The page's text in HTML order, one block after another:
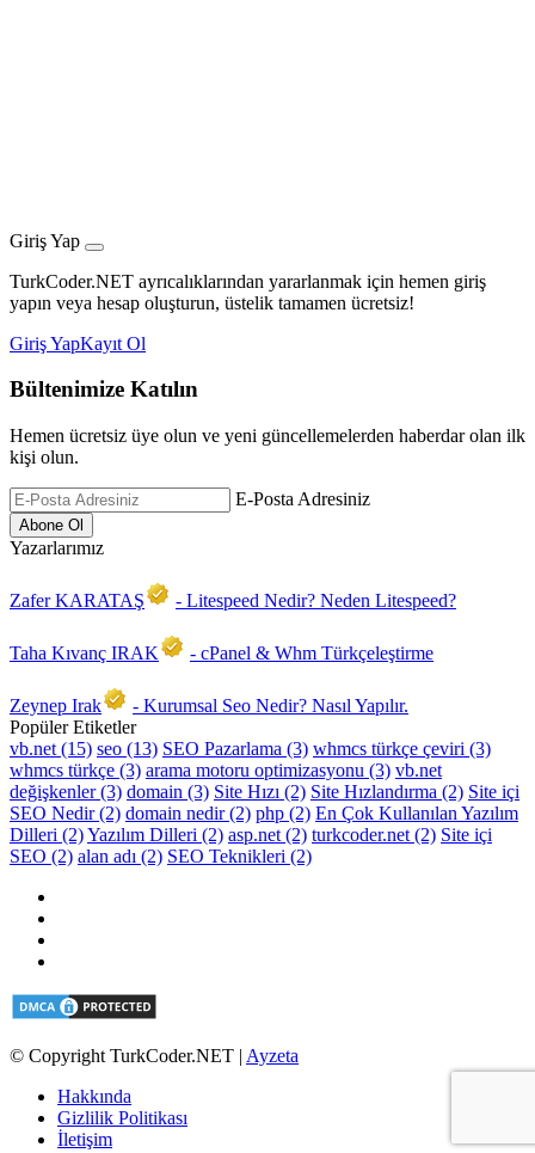
Giriş Yap
TurkCoder.NET ayrıcalıklarından yararlanmak için hemen giriş
yapın veya hesap oluşturun, üstelik tamamen ücretsiz!
Giriş YapKayıt Ol
Bültenimize Katılın
Hemen ücretsiz üye olun ve yeni güncellemelerden haberdar olan ilk
kişi olun.
E-Posta Adresiniz
Yazarlarımız
Zafer KARATAŞ - Litespeed Nedir? Neden Litespeed?
Taha Kıvanç IRAK - cPanel & Whm Türkçeleştirme
Zeynep Irak
- Kurumsal Seo Nedir? Nasıl Yapılır.
Popüler Etiketler
vb.net (15) seo (13) SEO Pazarlama (3) whmcs türkçe çeviri (3)
whmcs türkçe (3) arama motoru optimizasyonu (3) vb.net
değişkenler (3) domain (3) Site Hızı (2) Site Hızlandırma (2) Site içi
SEO Nedir (2) domain nedir (2) php (2) En Çok Kullanılan Yazılım
Dilleri (2)Yazılım Dilleri (2) asp.net (2) turkcoder.net (2) Site içi
SEO (2) alan adı (2) SEO Teknikleri (2)
© Copyright TurkCoder.NET | Ayzeta
Hakkında
Gizlilik Politikası
İletişim